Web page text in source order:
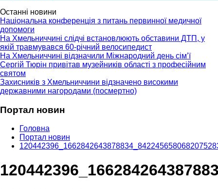
Останні новини
Національна конференція з питань первинної медичної
допомоги
На Хмельниччині слідчі встановлюють обставини ДТП, у
якій травмувався 60-річний велосипедист
На Хмельниччині відзначили Міжнародний день сім’ї
Сергій Тюрін привітав музейників області з професійним
святом
Захисників з Хмельниччини відзначено високими
державними нагородами (посмертно)
Портал новин
Головна
Портал новин